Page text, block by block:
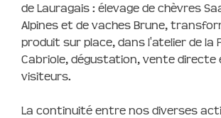
de Lauragais : élevage de chèvres
Alpines et de vaches Brune,
produit sur place, dans l'atelier de la
Cabriole, dégustation, vente directe
visiteurs.
La continuité entre nos diverses